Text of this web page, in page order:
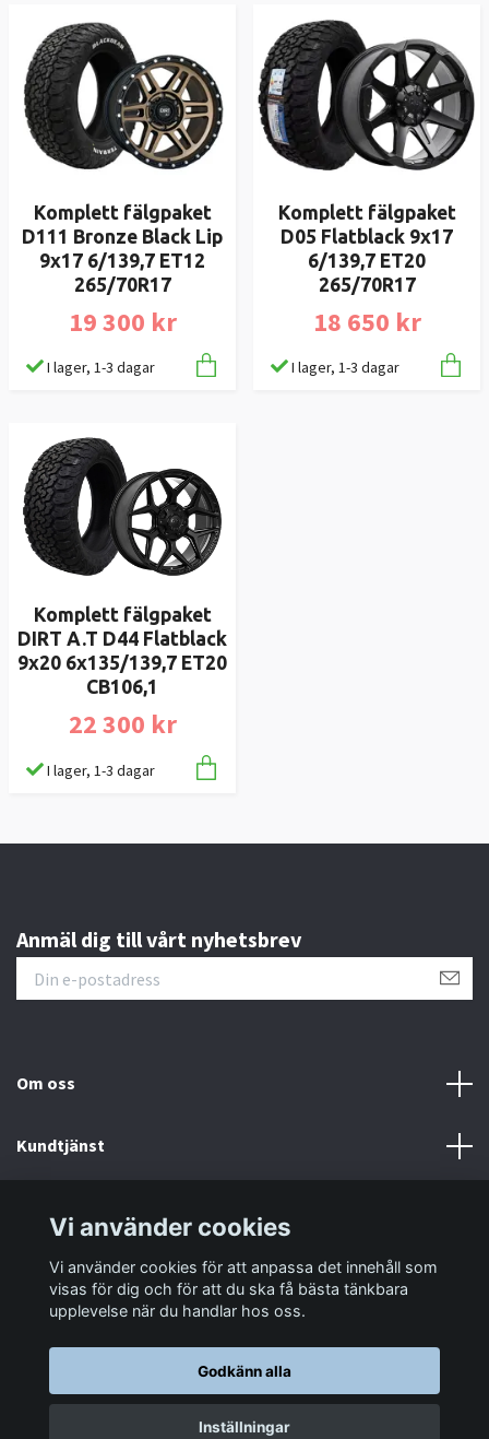
Komplett fälgpaket
D111 Bronze Black Lip
9x17 6/139,7 ET12
265/70R17
19 300 kr
I lager, 1-3 dagar
Komplett fälgpaket
D05 Flatblack 9x17
6/139,7 ET20
265/70R17
18 650 kr
I lager, 1-3 dagar
Komplett fälgpaket
DIRT A.T D44 Flatblack
9x20 6x135/139,7 ET20
CB106,1
22 300 kr
I lager, 1-3 dagar
Anmäl dig till vårt nyhetsbrev
Om oss
Kundtjänst
Sociala medier
© 2026 LastaTungt.se
Vi använder cookies
Vi använder cookies för att anpassa det innehåll som
visas för dig och för att du ska få bästa tänkbara
upplevelse när du handlar hos oss.
Godkänn alla
Inställningar